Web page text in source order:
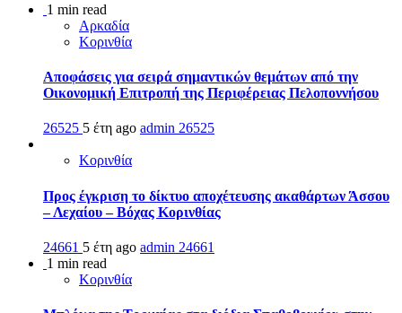
1 min read
Αρκαδία
Κορινθία
Αποφάσεις για σειρά σημαντικών θεμάτων από την
Οικονομική Επιτροπή της Περιφέρειας Πελοποννήσου
26525 5 έτη ago admin 26525
Κορινθία
Προς έγκριση το δίκτυο αποχέτευσης ακαθάρτων Άσσου
– Λεχαίου – Βόχας Κορινθίας
24661 5 έτη ago admin 24661
1 min read
Κορινθία